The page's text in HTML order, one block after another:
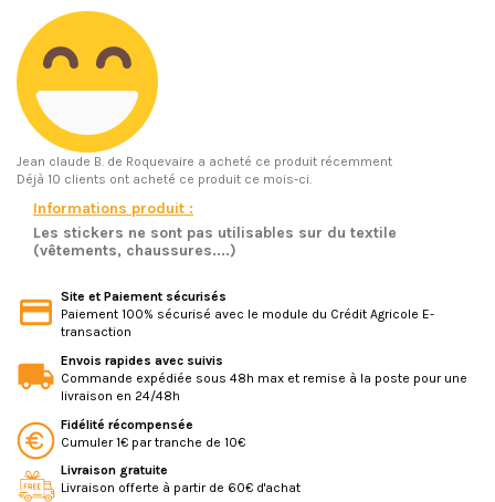
Jean claude B. de Roquevaire a acheté ce produit récemment
Déjà 10 clients ont acheté ce produit ce mois-ci.
Informations produit :
Les stickers ne sont pas utilisables sur du textile
(vêtements, chaussures....)
Site et Paiement sécurisés
Paiement 100% sécurisé avec le module du Crédit Agricole E-
transaction
Envois rapides avec suivis
Commande expédiée sous 48h max et remise à la poste pour une
livraison en 24/48h
Fidélité récompensée
Cumuler 1€ par tranche de 10€
Livraison gratuite
Livraison offerte à partir de 60€ d'achat